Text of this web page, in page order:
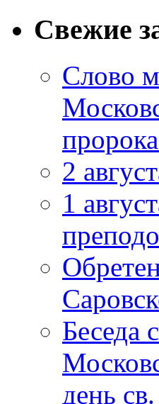
Свежие
Слово
2
1
Беседа
день